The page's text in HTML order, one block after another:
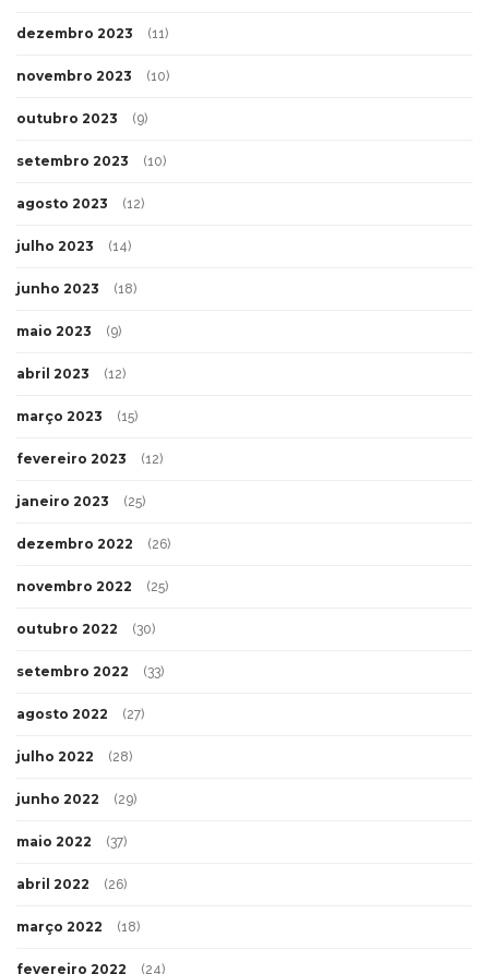
dezembro 2023 (11)
novembro 2023 (10)
outubro 2023 (9)
setembro 2023 (10)
agosto 2023 (12)
julho 2023 (14)
junho 2023 (18)
maio 2023 (9)
abril 2023 (12)
março 2023 (15)
fevereiro 2023 (12)
janeiro 2023 (25)
dezembro 2022 (26)
novembro 2022 (25)
outubro 2022 (30)
setembro 2022 (33)
agosto 2022 (27)
julho 2022 (28)
junho 2022 (29)
maio 2022 (37)
abril 2022 (26)
março 2022 (18)
fevereiro 2022 (24)